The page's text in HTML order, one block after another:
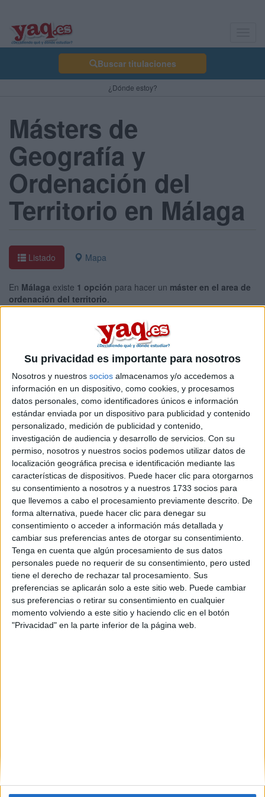
Su privacidad es importante para nosotros
Nosotros y nuestros socios almacenamos y/o accedemos a
información en un dispositivo, como cookies, y procesamos
datos personales, como identificadores únicos e información
estándar enviada por un dispositivo para publicidad y contenido
personalizado, medición de publicidad y contenido,
investigación de audiencia y desarrollo de servicios. Con su
permiso, nosotros y nuestros socios podemos utilizar datos de
localización geográfica precisa e identificación mediante las
características de dispositivos. Puede hacer clic para otorgarnos
su consentimiento a nosotros y a nuestros 1733 socios para
que llevemos a cabo el procesamiento previamente descrito. De
forma alternativa, puede hacer clic para denegar su
consentimiento o acceder a información más detallada y
cambiar sus preferencias antes de otorgar su consentimiento.
Tenga en cuenta que algún procesamiento de sus datos
personales puede no requerir de su consentimiento, pero usted
tiene el derecho de rechazar tal procesamiento. Sus
preferencias se aplicarán solo a este sitio web. Puede cambiar
sus preferencias o retirar su consentimiento en cualquier
momento volviendo a este sitio y haciendo clic en el botón
"Privacidad" en la parte inferior de la página web.
Buscar titulaciones
¿Dónde estoy?
Másters de
Geografía y
Ordenación del
Territorio en Málaga
Listado Mapa
En Málaga existe 1 opción para hacer un máster en el area de
ordenación del territorio.
Si quieresampliar tu búsqueda a toda España, hay otros 25
másters en ordenación del territorio entre los que puedes elegir.
Estos estudios están asociados a la rama de Ciencias sociales y
Online |Málaga
Máster Universitario en
Planificación, Gobernanza y Liderazgo
Territorial
UNIVERSIDAD DE MáLAGA (Universidad Pública)
Tipo: Máster
Pídeles información ¡GRATIS!
Seleccionar por provincia
Alicante (1)
Almería(1)
Barcelona(4)
Cáceres (1)
Córdoba(2)
Ciudad Real(1)
Cantabria(1)
Granada(1)
Girona(1)
Guipúzcoa(1)
Madrid(3)